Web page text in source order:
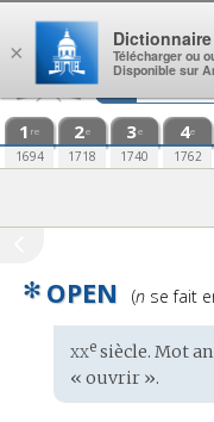
Aller au contenu
1 re
1694
2e
1718
3e
1740
4e
1762
✻ OPEN (nse fait
Étymologie
:
xxesiècle. Mot
« ouvrir ».
×
Dictionnaire
Télécharger ou
Disponible sur